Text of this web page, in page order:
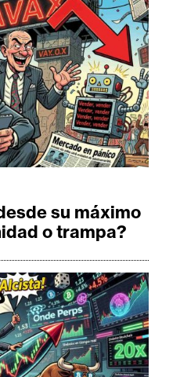
su máximo
o trampa?